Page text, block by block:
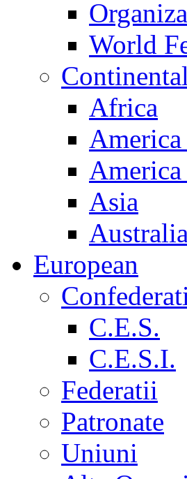
World
Continental
Africa
America
Asia
European
C.E.S.
C.E.S.I.
Federatii
Patronate
Uniuni